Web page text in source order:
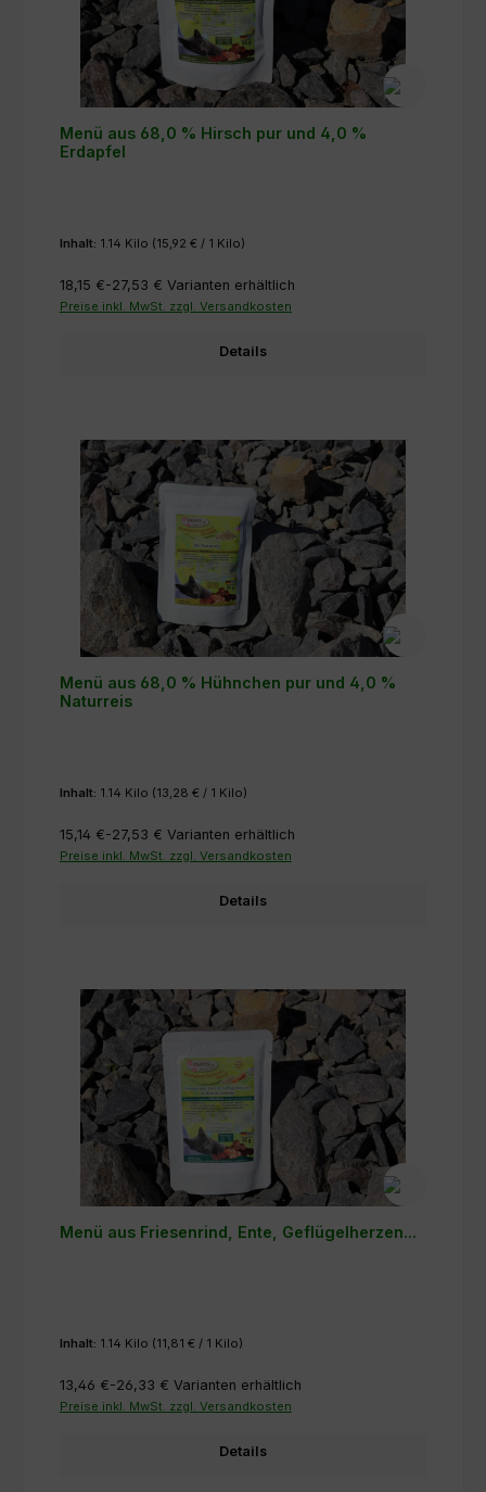
Menü aus 68,0 % Hirsch pur und 4,0 %
Erdapfel
Inhalt: 1.14 Kilo (15,92 € / 1 Kilo)
18,15 €-27,53 € Varianten erhältlich
Preise inkl. MwSt. zzgl. Versandkosten
Details
Menü aus 68,0 % Hühnchen pur und 4,0 %
Naturreis
Inhalt: 1.14 Kilo (13,28 € / 1 Kilo)
15,14 €-27,53 € Varianten erhältlich
Preise inkl. MwSt. zzgl. Versandkosten
Details
Menü aus Friesenrind, Ente, Geflügelherzen...
Inhalt: 1.14 Kilo (11,81 € / 1 Kilo)
13,46 €-26,33 € Varianten erhältlich
Preise inkl. MwSt. zzgl. Versandkosten
Details